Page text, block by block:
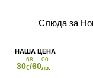
Слюда за
30
68
€/60
00
лв.